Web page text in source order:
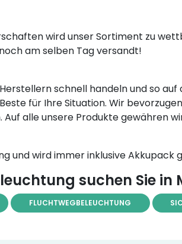
wird unser Sortiment zu
am selben Tag versandt!
schnell handeln und so
für Ihre Situation. Wir
alle unsere Produkte gewähren
und wird immer inklusive Akkupack
suchen Sie in
FLUCHTWEGBELEUCHTUNG